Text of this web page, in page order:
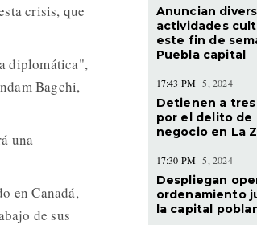
crisis, que
diplomática",
Bagchi,
una
en Canadá,
de sus
Anuncian
actividades
este fin de
Puebla capital
17:43 PM 5, 2024
Detienen a
por el delito de
negocio en La
17:30 PM 5, 2024
Despliegan
ordenamiento
la capital